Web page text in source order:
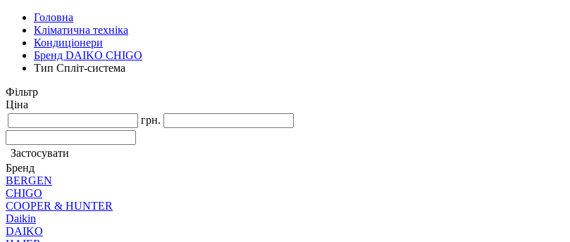
Головна
Кліматична техніка
Кондиціонери
Бренд DAIKO CHIGO
Тип Спліт-система
Фільтр
Ціна
грн.
Застосувати
Бренд
BERGEN
CHIGO
COOPER & HUNTER
Daikin
DAIKO